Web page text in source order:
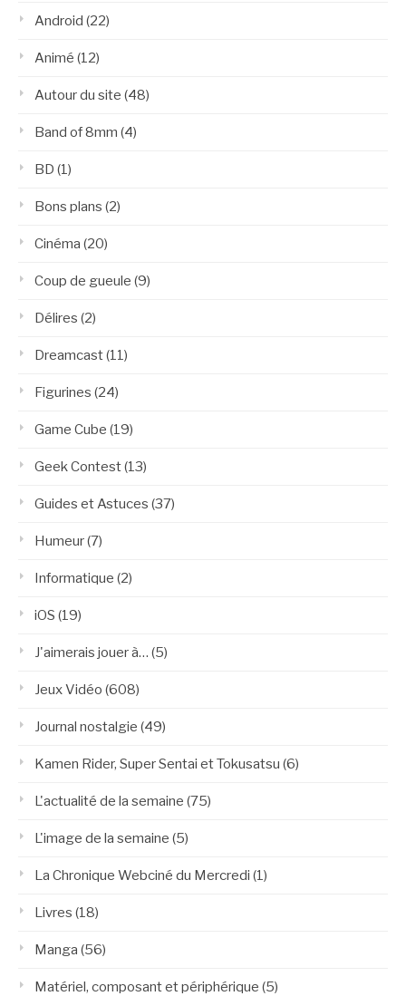
Android (22)
Animé (12)
Autour du site (48)
Band of 8mm (4)
BD (1)
Bons plans (2)
Cinéma (20)
Coup de gueule (9)
Délires (2)
Dreamcast(11)
Figurines (24)
Game Cube (19)
Geek Contest(13)
Guides et Astuces (37)
Humeur(7)
Informatique (2)
iOS (19)
J'aimerais jouer à… (5)
Jeux Vidéo (608)
Journal nostalgie (49)
Kamen Rider, Super Sentai et Tokusatsu (6)
L'actualité de la semaine (75)
L'image de la semaine (5)
La Chronique Webciné du Mercredi (1)
Livres (18)
Manga (56)
Matériel, composant et périphérique (5)